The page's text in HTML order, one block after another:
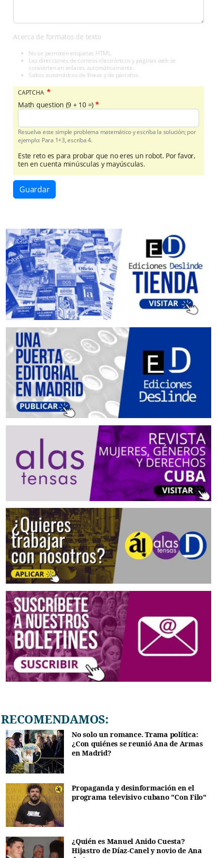
Acerca de formatos de texto
No se permiten etiquetas HTML.
Las direcciones de correos electrónicos y páginas web se
convierten en enlaces automáticamente.
Saltos automáticos de líneas y de párrafos.
CAPTCHA
Math question (9 + 10 =)
Resuelva este simple problema matemático y escriba la solución; por
ejemplo: Para 1+3, escriba 4.
Este reto es para probar que no eres un robot. Por favor,
ten en cuenta minúsculas y mayúsculas.
Guardar
RECOMENDAMOS:
No solo un romance. Trama política:
¿Con quiénes se reunió Ana de Armas
en Madrid?
Propaganda y desinformación en el
programa televisivo cubano "Con Filo"
¿Quién es Manuel Anido Cuesta?
Hijastro de Díaz-Canel y novio de Ana